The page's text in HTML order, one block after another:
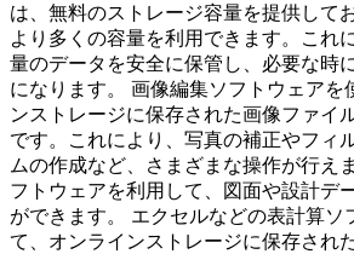
は、無料のストレージ容量を提供して
より多くの容量を利用できます。これ
量のデータを安全に保管し、必要な時
になります。 画像編集ソフトウェアを
ンストレージに保存された画像ファイ
です。これにより、写真の補正やフィ
ムの作成など、さまざまな操作が行え
フトウェアを利用して、図面や設計デ
ができます。 エクセルなどの表計算ソ
て、オンラインストレージに保存され